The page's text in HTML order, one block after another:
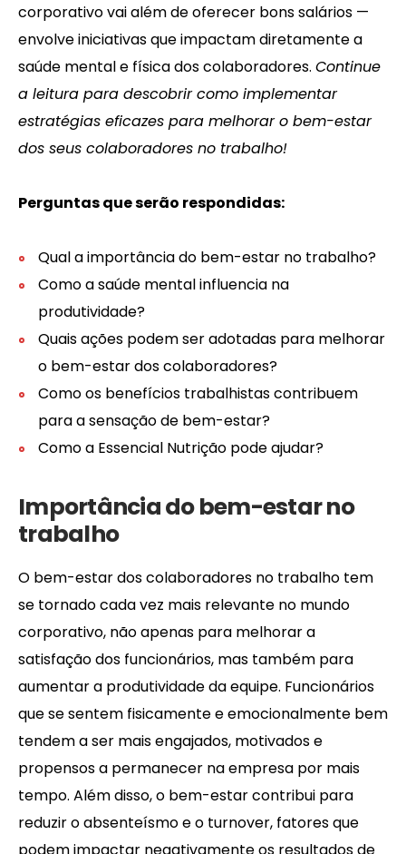
corporativo vai além de oferecer bons salários —
envolve iniciativas que impactam diretamente a
saúde mental e física dos colaboradores. Continue
a leitura para descobrir como implementar
estratégias eficazes para melhorar o bem-estar
dos seus colaboradores no trabalho!
Perguntas que serão respondidas:
Qual a importância do bem-estar no trabalho?
Como a saúde mental influencia na
produtividade?
Quais ações podem ser adotadas para melhorar
o bem-estar dos colaboradores?
Como os benefícios trabalhistas contribuem
para a sensação de bem-estar?
Como a Essencial Nutrição pode ajudar?
Importância do bem-estar no
trabalho
O bem-estar dos colaboradores no trabalho tem
se tornado cada vez mais relevante no mundo
corporativo, não apenas para melhorar a
satisfação dos funcionários, mas também para
aumentar a produtividade da equipe. Funcionários
que se sentem fisicamente e emocionalmente bem
tendem a ser mais engajados, motivados e
propensos a permanecer na empresa por mais
tempo. Além disso, o bem-estar contribui para
reduzir o absenteísmo e o turnover, fatores que
podem impactar negativamente os resultados de